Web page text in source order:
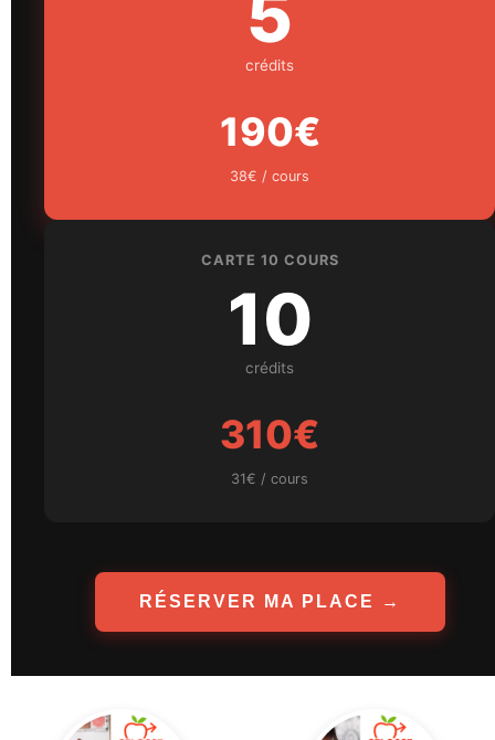
crédits
190€
38€ / cours
CARTE 10 COURS
10
crédits
310€
31€ / cours
RÉSERVER MA PLACE →